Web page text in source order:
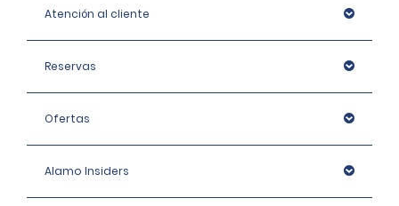
Atención al cliente
Reservas
Ofertas
Alamo Insiders